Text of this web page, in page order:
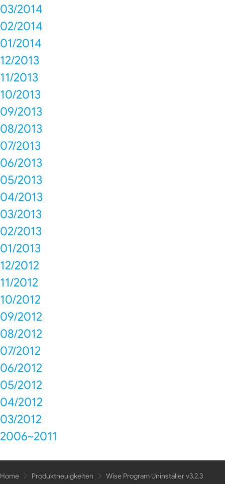
03/2014
02/2014
01/2014
12/2013
11/2013
10/2013
09/2013
08/2013
07/2013
06/2013
05/2013
04/2013
03/2013
02/2013
01/2013
12/2012
11/2012
10/2012
09/2012
08/2012
07/2012
06/2012
05/2012
04/2012
03/2012
2006~2011
Home Produktneuigkeiten Wise Program Uninstaller v3.2.3